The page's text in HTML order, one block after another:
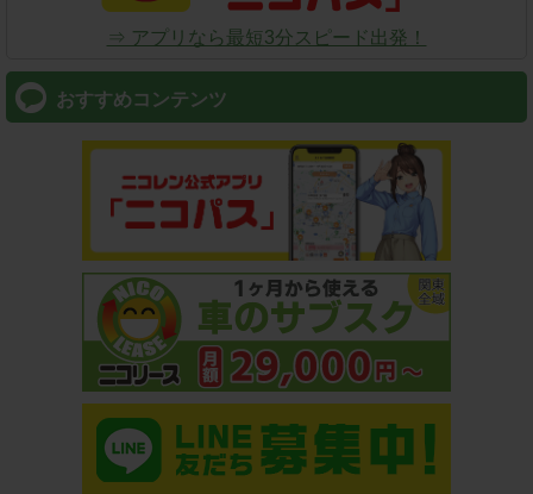
⇒ アプリなら最短3分スピード出発！
おすすめコンテンツ